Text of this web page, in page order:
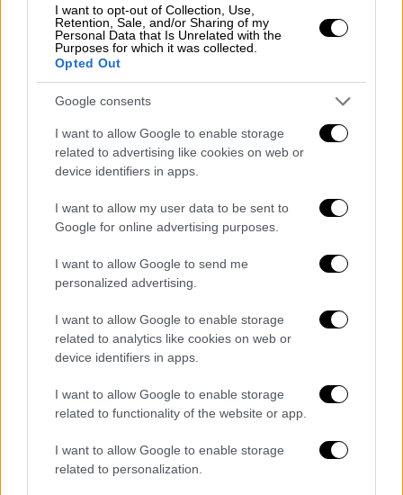
I want to opt-out of Collection, Use,
Retention, Sale, and/or Sharing of my
Personal Data that Is Unrelated with the
Purposes for which it was collected.
Opted Out
Google consents
I want to allow Google to enable storage
related to advertising like cookies on web or
device identifiers in apps.
I want to allow my user data to be sent to
Google for online advertising purposes.
I want to allow Google to send me
personalized advertising.
I want to allow Google to enable storage
related to analytics like cookies on web or
device identifiers in apps.
I want to allow Google to enable storage
related to functionality of the website or app.
I want to allow Google to enable storage
related to personalization.
(@PublicEnemiesHQ)August 25,
2025
Η κόρη του εκλιπόντος ροκ σταρ, Κέλι
Όσμπορν, δεν άφησε ασχολίαστο το
περιστατικό, εκφράζοντας την έντονη
δυσαρέσκειά της μέσω Instagram Stories.
Είσαι ένα ασεβές καθίκι! Το Μπέρμιγχαμ
δεν θα ουρούσε πάνω σου, ούτε αν
καιγόσουν », έγραψε,κατηγορώντας
παράλληλα το WWE για τη μη παρέμβασή
. Η 40χρονη σχολίασε πως το να
πατέρα της και στην πόλη που τον ανέδειξε,
είναι ανεπίτρεπτο.